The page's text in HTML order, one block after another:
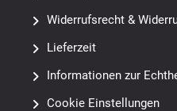
Widerrufsrecht &
Lieferzeit
Informationen zur
Cookie Einstellungen